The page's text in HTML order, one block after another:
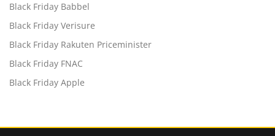
Black Friday Babbel
Black Friday Verisure
Black Friday Rakuten Priceminister
Black Friday FNAC
Black Friday Apple